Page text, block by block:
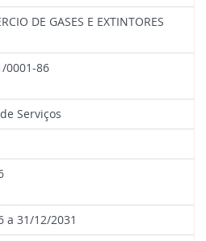
DE GASES E EXTINTORES
0001-86
Serviços
a 31/12/2031